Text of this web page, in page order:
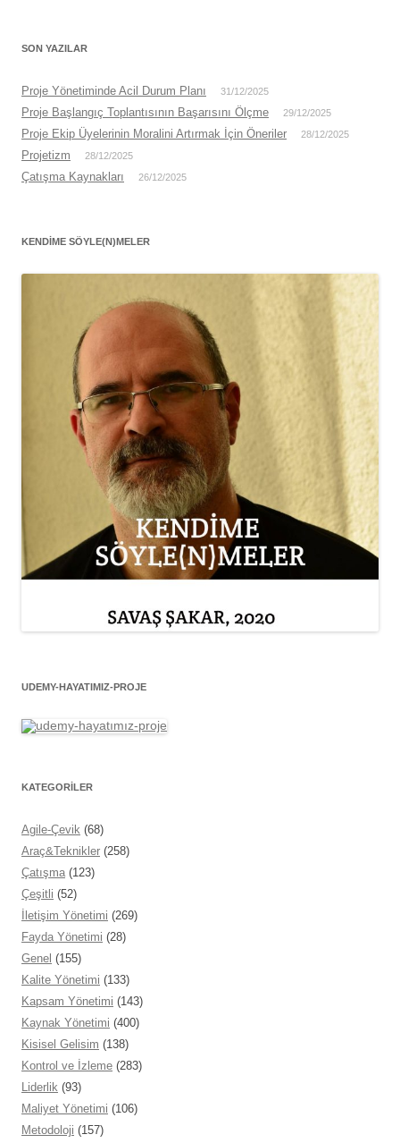
SON YAZILAR
Proje Yönetiminde Acil Durum Planı 31/12/2025
Proje Başlangıç Toplantısının Başarısını Ölçme 29/12/2025
Proje Ekip Üyelerinin Moralini Artırmak İçin Öneriler 28/12/2025
Projetizm 28/12/2025
Çatışma Kaynakları 26/12/2025
KENDIME SÖYLE(N)MELER
UDEMY-HAYATIMIZ-PROJE
KATEGORİLER
Agile-Çevik (68)
Araç&Teknikler (258)
Çatışma (123)
Çeşitli (52)
İletişim Yönetimi (269)
Fayda Yönetimi (28)
Genel (155)
Kalite Yönetimi (133)
Kapsam Yönetimi (143)
Kaynak Yönetimi (400)
Kisisel Gelisim (138)
Kontrol ve İzleme (283)
Liderlik (93)
Maliyet Yönetimi (106)
Metodoloji (157)